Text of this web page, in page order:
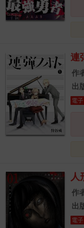
連
作
出
電子
人
作
出
電子